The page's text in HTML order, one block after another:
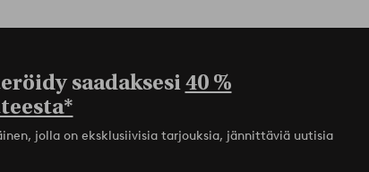
saadaksesi40 %
jolla on eksklusiivisia tarjouksia, jännittäviä uutisia